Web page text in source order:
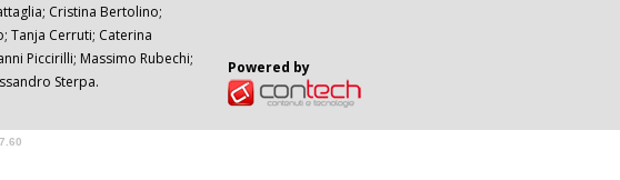
Cristina Bertolino;
Tanja Cerruti; Caterina
Piccirilli; Massimo Rubechi;
Sterpa.
Powered by